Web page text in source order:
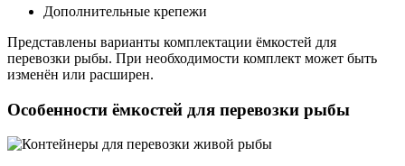
Дополнительные крепежи
Представлены варианты комплектации ёмкостей для
перевозки рыбы. При необходимости комплект может быть
изменён или расширен.
Особенности ёмкостей для перевозки рыбы